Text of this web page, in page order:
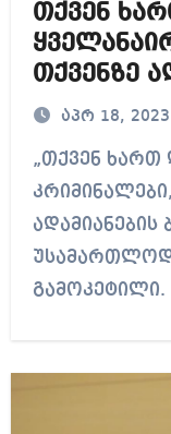
თქვენ
თქვენზე
კობახიძე
აპრ 18, 2023
„თქვენ ხართ დამნაშავეები, თქვენ ხართ
უსამართლოდ